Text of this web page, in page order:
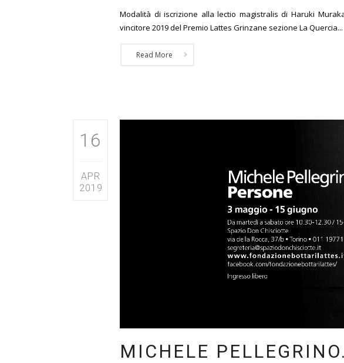
Modalità di iscrizione alla lectio magistralis di Haruki
vincitore 2019 del Premio Lattes Grinzane sezione La Quercia...
Read More
16
APR
2019
MICHELE